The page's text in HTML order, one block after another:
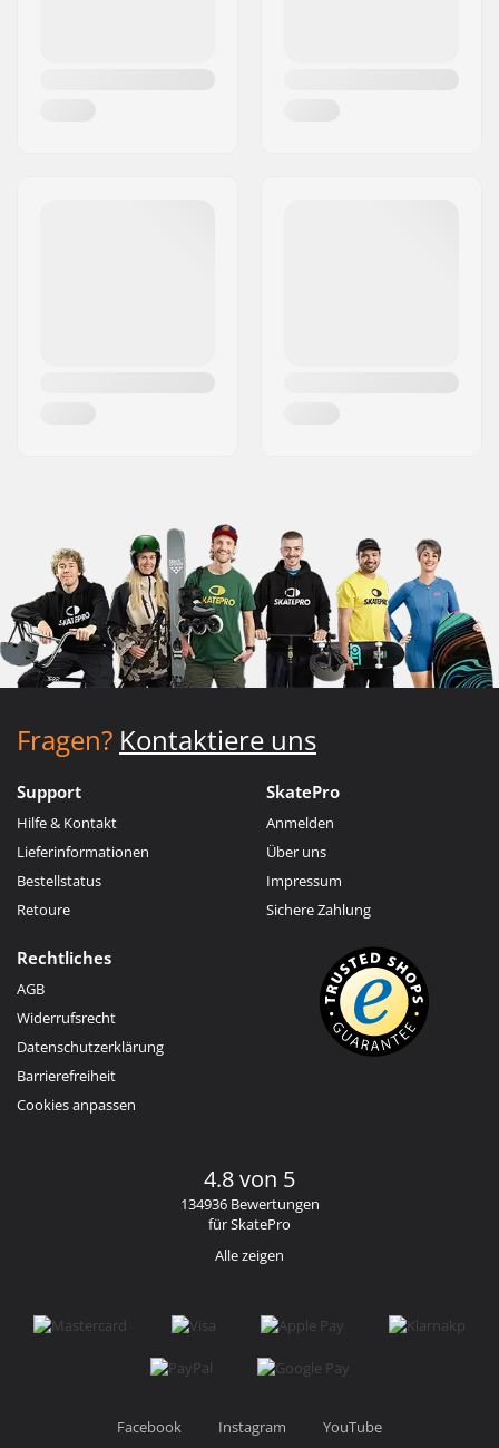
Fragen? Kontaktiere uns
Support
Hilfe & Kontakt
Lieferinformationen
Bestellstatus
Retoure
SkatePro
Anmelden
Über uns
Impressum
Sichere Zahlung
Rechtliches
AGB
Widerrufsrecht
Datenschutzerklärung
Barrierefreiheit
Cookies anpassen
4.8 von 5
134936 Bewertungen
für SkatePro
Alle zeigen
Facebook Instagram YouTube